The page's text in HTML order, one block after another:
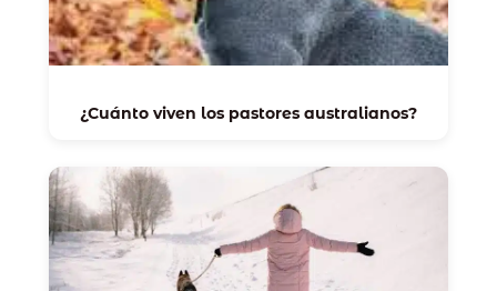
¿Cuánto viven los pastores australianos?